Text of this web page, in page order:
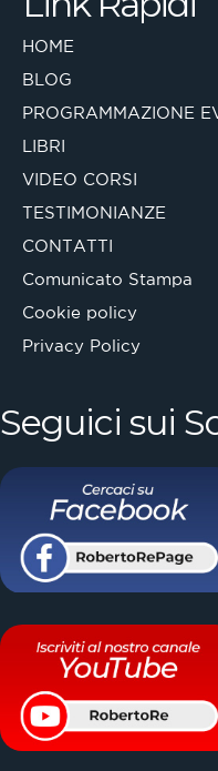
HOME
BLOG
PROGRAMMAZIONE
LIBRI
VIDEO CORSI
TESTIMONIANZE
CONTATTI
Comunicato Stampa
Cookie policy
Privacy Policy
Seguici sui